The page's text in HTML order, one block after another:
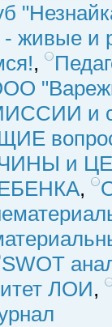
живые и
,
и
и
,
SWOT
ЛОИ,